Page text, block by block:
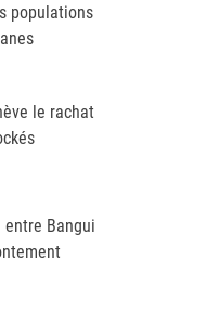
populations
le rachat
entre Bangui